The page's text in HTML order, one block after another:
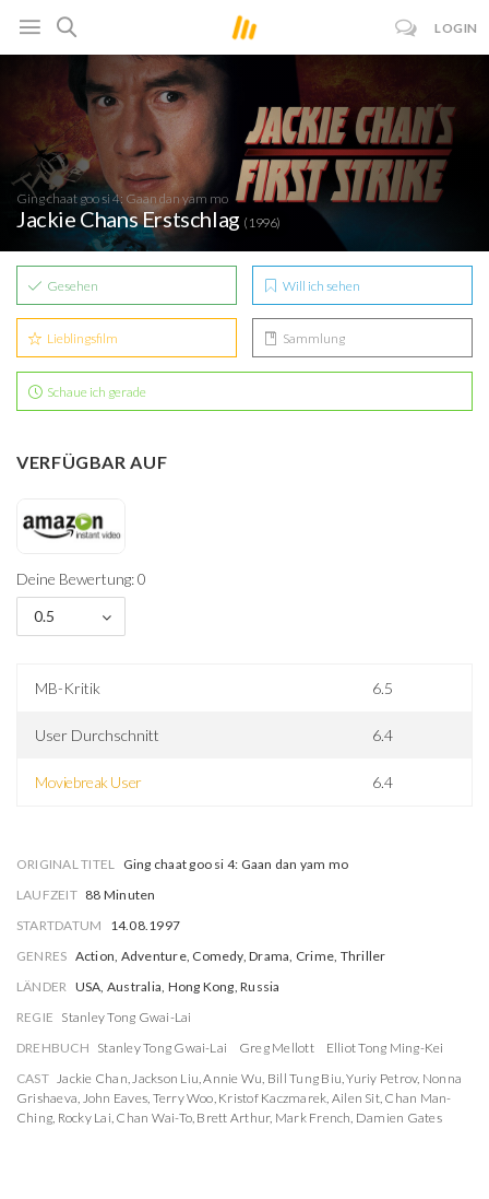
LOGIN
Ging chaat goo si 4: Gaan dan yam mo
Jackie Chans Erstschlag (1996)
Gesehen Will ich sehen
Lieblingsfilm Sammlung
Schaue ich gerade
VERFÜGBAR AUF
Deine Bewertung: 0
0.5
MB-Kritik 6.5
User Durchschnitt 6.4
Moviebreak User 6.4
ORIGINAL TITEL Ging chaat goo si 4: Gaan dan yam mo
LAUFZEIT 88 Minuten
STARTDATUM
14.08.1997
GENRES Action, Adventure, Comedy, Drama, Crime, Thriller
LÄNDER USA, Australia, Hong Kong, Russia
REGIE Stanley Tong Gwai-Lai
DREHBUCH Stanley Tong Gwai-Lai Greg Mellott
Elliot Tong Ming-Kei
CAST Jackie Chan,Jackson Liu,Annie Wu, Bill Tung Biu,Yuriy Petrov, Nonna
Grishaeva, John Eaves, Terry Woo, Kristof Kaczmarek, Ailen Sit, Chan Man-
Ching, Rocky Lai, Chan Wai-To, Brett Arthur, Mark French, Damien Gates